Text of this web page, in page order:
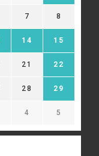
7 8
14 15
21 22
28 29
4 5